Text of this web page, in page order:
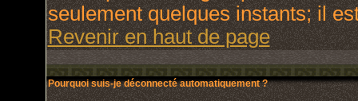
seulement quelques instants; il
Revenir en haut de page
Pourquoi suis-je déconnecté automatiquement ?